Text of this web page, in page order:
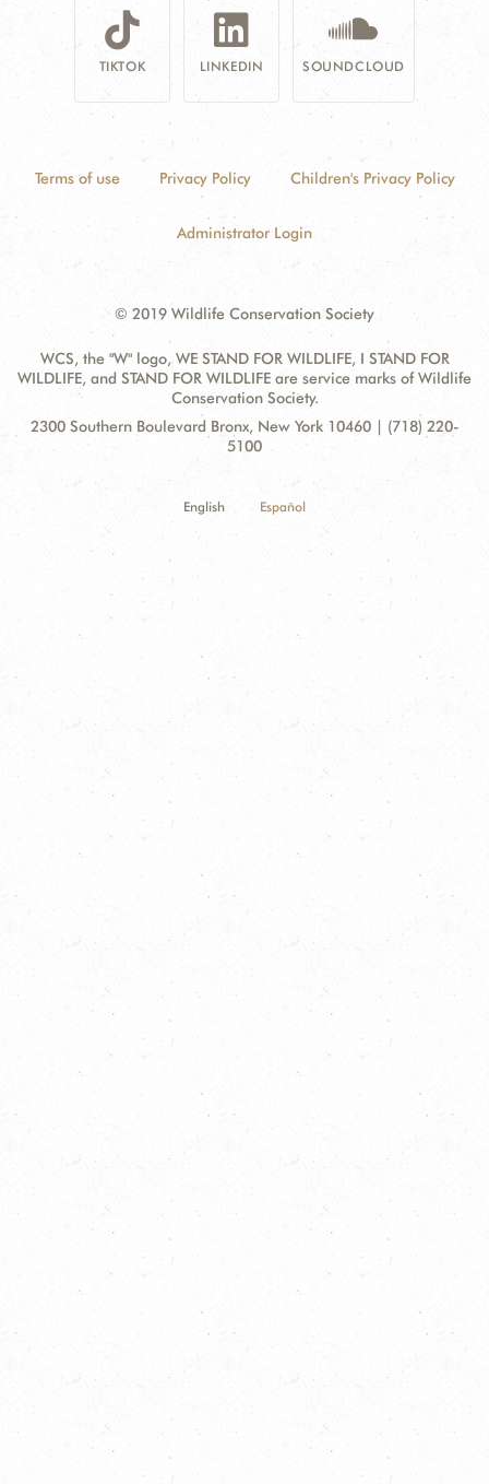
TIKTOK LINKEDIN SOUNDCLOUD
Terms of use Privacy Policy Children's Privacy Policy
Administrator Login
© 2019 Wildlife Conservation Society
WCS, the "W" logo, WE STAND FOR WILDLIFE, I STAND FOR
WILDLIFE, and STAND FOR WILDLIFE are service marks of Wildlife
Conservation Society.
Contact
Address:
2300 Southern Boulevard Bronx, New York 10460 | (718) 220-
5100
English Español